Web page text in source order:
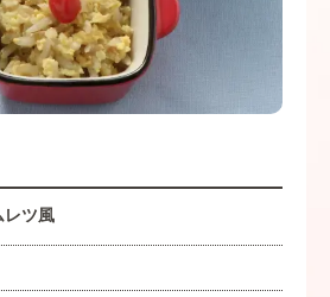
レツ風